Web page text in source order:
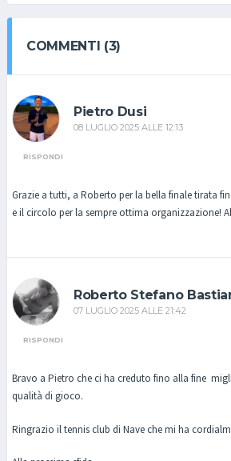
COMMENTI (3)
Pietro Dusi
08 LUGLIO 2025 ALLE 12:13
RISPONDI
Grazie a tutti, a Roberto per la bella finale tirata
e il circolo per la sempre ottima organizzazione!
Roberto Stefano
07 LUGLIO 2025 ALLE 21:42
RISPONDI
Bravo a Pietro che ci ha creduto fino alla fine
qualità di gioco.
Ringrazio il tennis club di Nave che mi ha